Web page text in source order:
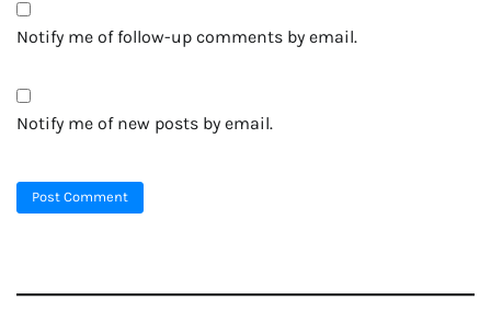
Notify me of follow-up comments by email.
Notify me of new posts by email.